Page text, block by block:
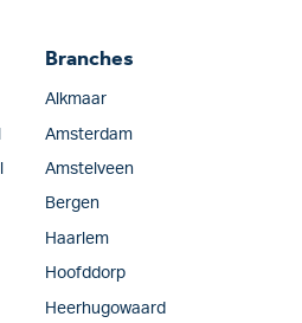
Branches
Alkmaar
Amsterdam
Amstelveen
Bergen
Haarlem
Hoofddorp
Heerhugowaard